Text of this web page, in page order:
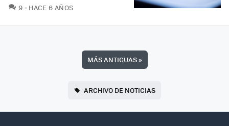
9 COMENTARIOS
HACE 6 AÑOS
MÁS ANTIGUAS»
ARCHIVO DE NOTICIAS